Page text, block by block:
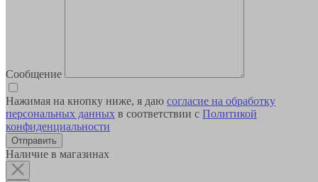
Сообщение
Нажимая на кнопку ниже, я даю согласие на обработку
персональных данных в соответствии с Политикой
конфиденциальности
Наличие в магазинах